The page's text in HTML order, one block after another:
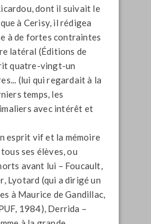
dont il suivait le
à Cerisy, il rédigea
à de fortes contraintes
latéral (Éditions de
quatre-vingt-un
(lui qui regardait à la
temps, les
avec intérêt et
esprit vif et la mémoire
ses élèves, ou
avant lui – Foucault,
Lyotard (qui a dirigé un
à Maurice de Gandillac,
1984), Derrida –